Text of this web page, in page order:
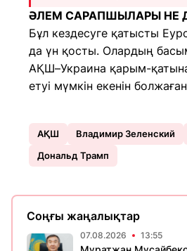
ӘЛЕМ САРАПШЫЛАРЫ НЕ
Бұл кездесуге қатысты
да үн қосты. Олардың
АҚШ–Украина қарым-
етуі мүмкін екенін
АҚШ Владимир Зеленский
Дональд Трамп
Соңғы жаңалықтар
07.08.2026 13:55